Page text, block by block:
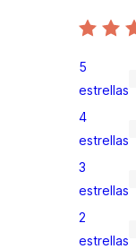
2
de
5
estrellas
0
de
4
estrellas
0
de
3
estrellas
0
2
estrellas